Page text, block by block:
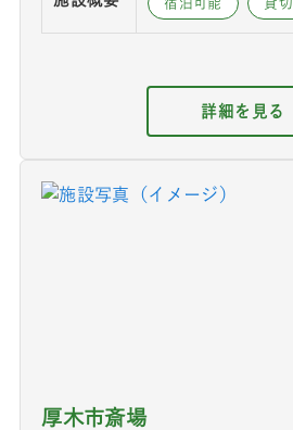
詳細を見る
厚木市斎場